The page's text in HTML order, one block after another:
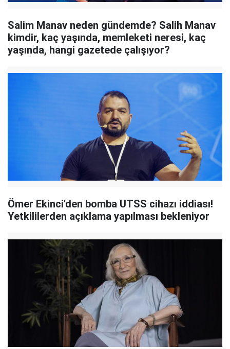
Salim Manav neden gündemde? Salih Manav
kimdir, kaç yaşında, memleketi neresi, kaç
yaşında, hangi gazetede çalışıyor?
Ömer Ekinci'den bomba UTSS cihazı iddiası!
Yetkililerden açıklama yapılması bekleniyor